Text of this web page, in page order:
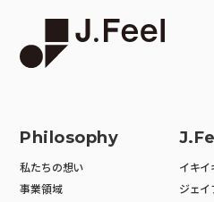
Philosophy
私たちの想い
事業領域
イキ
ジェ